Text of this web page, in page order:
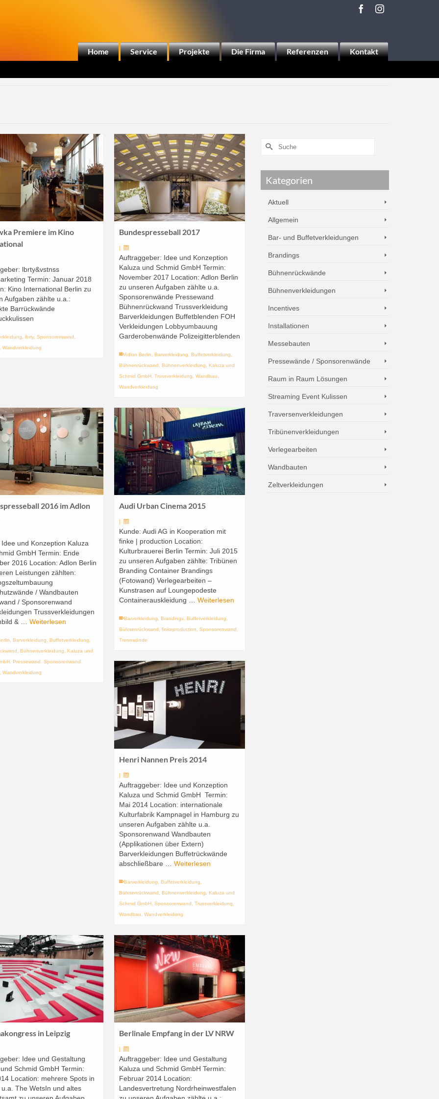
Home Service Projekte Die Firma Referenzen Kontakt
Premiere im Kino
lbrty&vstnss
Termin: Januar 2018
Kino International Berlin zu
Aufgaben zählte u.a.:
Barrückwände
,lbrty,Sponsorenwand
,Wandverkleidung
Bundespresseball 2017
|
Auftraggeber: Idee und Konzeption
Kaluza und Schmid GmbH Termin:
November 2017 Location: Adlon Berlin
zu unseren Aufgaben zählte u.a.
Sponsorenwände Pressewand
Bühnenrückwand Trussverkleidung
Barverkleidungen Buffetblenden FOH
Verkleidungen Lobbyumbauung
Garderobenwände Polizeigitterblenden
Adlon Berlin ,Barverkleidung ,Buffetverkleidung
Bühnenrückwand
,Bühnenverkleidung ,Kaluza und
Schmid GmbH ,Trussverkleidung ,Wandbau
Wandverkleidung
2016 im Adlon
Idee und Konzeption Kaluza
GmbH Termin: Ende
2016 Location: Adlon Berlin
Leistungen zählten:
/ Wandbauten
/ Sponsorenwand
Trussverkleidungen
& …Weiterlesen
, Barverkleidung, Buffetverkleidung,
, Bühnenverkleidung, Kaluza und
, Pressewand ,Sponsorenwand ,
,Wandverkleidung
Audi Urban Cinema 2015
Kunde: Audi AG in Kooperation mit
finke | production Location:
Kulturbrauerei Berlin Termin: Juli 2015
zu unseren Aufgaben zählte: Tribünen
Branding Container Brandings
(Fotowand) Verlegearbeiten –
Kunstrasen auf Loungepodeste
Containerauskleidung …Weiterlesen
Barverkleidung, Brandings, Buffetverkleidung,
Bühnenrückwand ,finkeproduction,Sponsorenwand ,
Trennwände
Henri Nannen Preis 2014
|
Auftraggeber: Idee und Konzeption
Kaluza und Schmid GmbH Termin:
Mai 2014 Location: internationale
Kulturfabrik Kampnagel in Hamburg zu
unseren Aufgaben zählte u.a.
Sponsorenwand Wandbauten
(Applikationen über Extern)
Barverkleidungen Buffetrückwände
abschließbare …Weiterlesen
Barverkleidung ,Buffetverkleidung
Bühnenrückwand
,Bühnenverkleidung ,Kaluza und
Schmid GmbH ,Sponsorenwand ,Trussverkleidung
Wandbau
,Wandverkleidung
in Leipzig
Idee und Gestaltung
Schmid GmbH Termin:
Location: mehrere Spots in
u.a. The WetsIn und altes
Berlinale Empfang in der LV NRW
|
Auftraggeber: Idee und Gestaltung
Kaluza und Schmid GmbH Termin:
Februar 2014 Location:
Landesvertretung Nordrheinwestfalen
Kategorien
Aktuell
Allgemein
Bar- und Buffetverkleidungen
Brandings
Bühnenrückwände
Bühnenverkleidungen
Incentives
Installationen
Messebauten
Pressewände / Sponsorenwände
Raum in Raum Lösungen
Streaming Event Kulissen
Traversenverkleidungen
Tribünenverkleidungen
Verlegearbeiten
Wandbauten
Zeltverkleidungen